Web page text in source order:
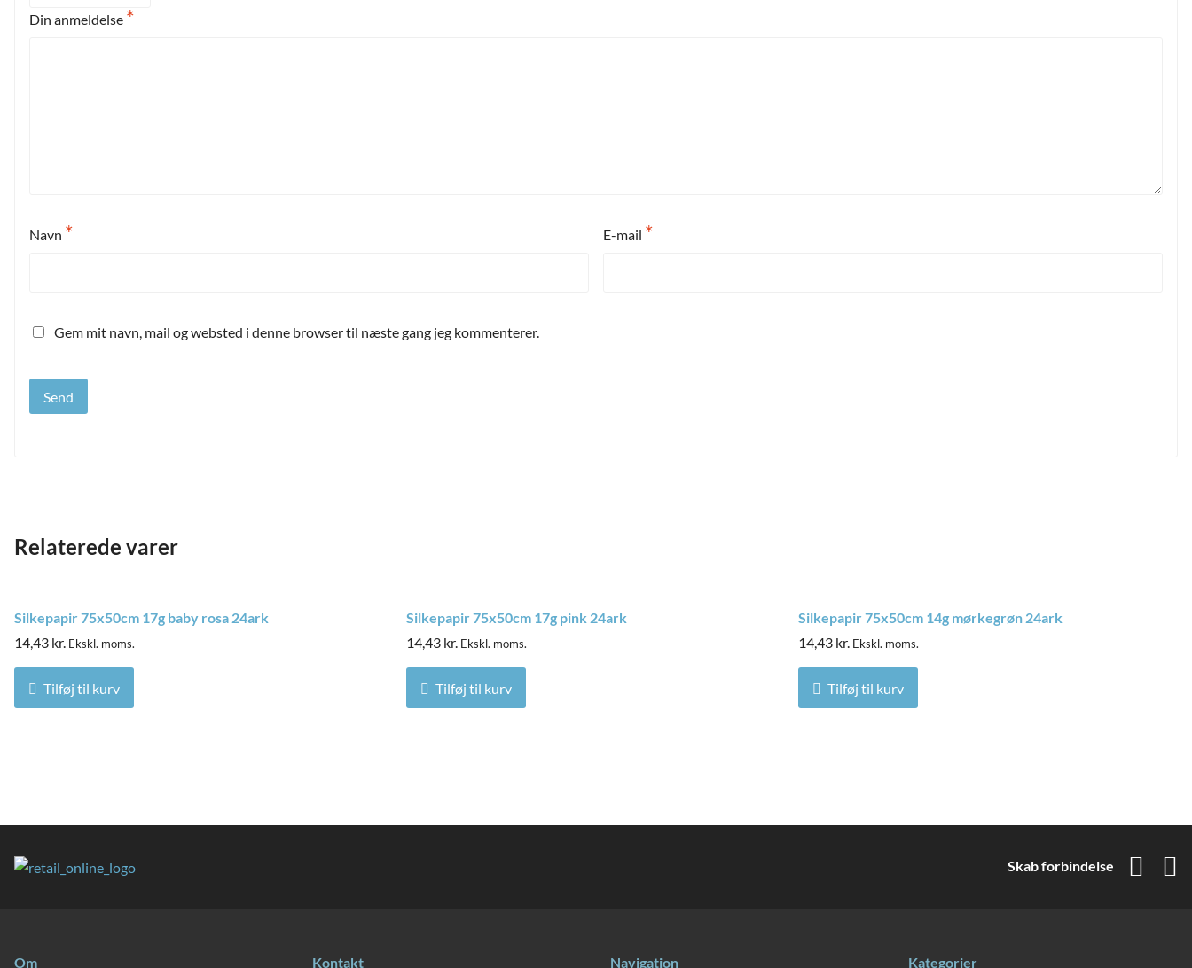
Din anmeldelse *
Navn * E-mail *
Gem mit navn, mail og websted i denne browser til næste gang jeg kommenterer.
Relaterede varer
Silkepapir 75x50cm 17g baby rosa 24ark
14,43 kr. Ekskl. moms.
Tilføj til kurv
Silkepapir 75x50cm 17g pink 24ark
14,43 kr. Ekskl. moms.
Tilføj til kurv
Silkepapir 75x50cm 14g mørkegrøn 24ark
14,43 kr. Ekskl. moms.
Tilføj til kurv
Skab forbindelse
Om Kontakt Navigation Kategorier